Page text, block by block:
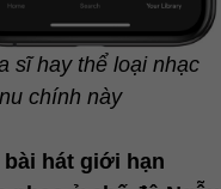
sĩ hay thể loại nhạc
chính này
hát giới hạn